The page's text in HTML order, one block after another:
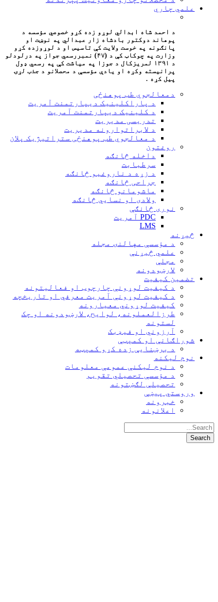
علمي چاري
د احمد شاه ابدالي لوړو زده کړو خصوصي مؤسسه د
پوهاند دوکتور بادشاه زار عبدالي په نوښت او
پانګونه په خوست ولایت کې تاسیس او د لوړوزده کړو
وزارت په چوکاټ کې د (۴۷) نمبررسمي جواز په درلودلو
د ۱۳۹۱ لمریزکال د جوزا په مياشت کې په رسمي ډول
پرانيسته وکړه او يادې مؤسسې د محصلانو د جذب لړۍ
پیل کړه .
دمعالجوي طب پوهنځی
د پاراکلینیک دیپارتمنت آمریت
د کلینیک دیپارتمنت آمریت
تدریسی مدیریت
د لابراتوارونه مدیریت
د معالجوي طب پوهنځی ستراتیژیک پلان
روغتون
داخله څانګه
سرطبابت
د زړه د ناروغیو څانګه
جراحی څانګه
ماشومانو څانګه
ولادی او نسایي څانګه
نوری څانګې
PDC آمریت
LMS
څیړنه
د مؤسسې مهالنۍ مجله
علمي څیړنې
مجلې
لارښودونه
تضمین کیفیت
د کیفیت لوړونې چارچوب او فعالیتونه
د کیفیت لو‌ړونې آمریت معرفي او تاریخچه
کیفیت لوړوني معیارونه
طرزالعملونه، لوایح، لارښودونه او چک
لستونه
آرزوني او فیډبک
شوراګانې او کمېټې
د برښنایې زده کړو کمېټه
نوم لیکنه
د نوم لیکنې عمومې معلومات
د مؤسسې تحصیلي تقویم
تحصیلې لګښتونه
وروستي پیښې
خبرونه
اعلانونه